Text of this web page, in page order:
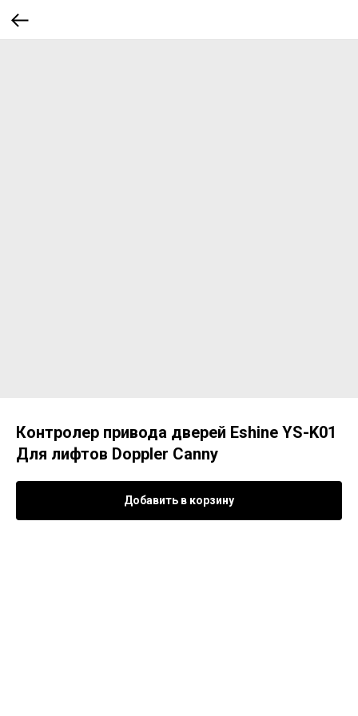
Контролер привода дверей Eshine YS-K01
Для лифтов Doppler Canny
Добавить в корзину